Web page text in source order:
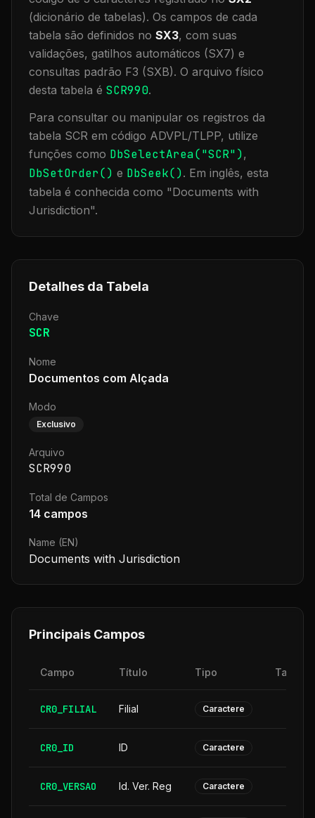
(dicionário de tabelas). Os campos de cada
tabela são definidos no SX3, com suas
validações, gatilhos automáticos (SX7) e
consultas padrão F3 (SXB). O arquivo físico
desta tabela é SCR990.
Para consultar ou manipular os registros da
tabela SCR em código ADVPL/TLPP, utilize
funções como DbSelectArea("SCR"),
DbSetOrder() e DbSeek(). Em inglês, esta
tabela é conhecida como "Documents with
Jurisdiction".
Detalhes da Tabela
Chave
SCR
Nome
Documentos com Alçada
Modo
Exclusivo
Arquivo
SCR990
Total de Campos
14 campos
Name (EN)
Documents with Jurisdiction
Principais Campos
Campo Título Tipo
CR0_FILIAL Filial Caractere
CR0_ID ID Caractere
CR0_VERSAO Id. Ver. Reg Caractere